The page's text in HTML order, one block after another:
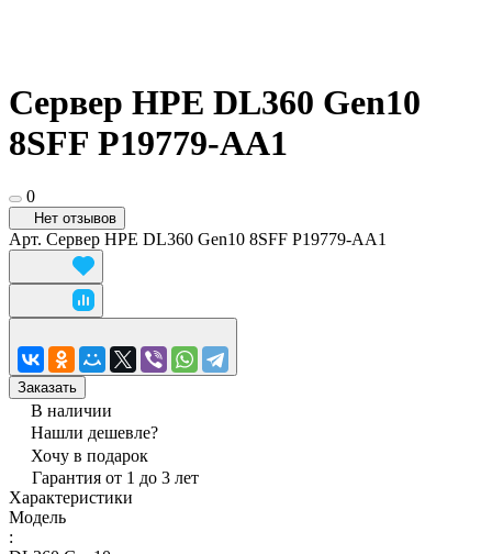
Сервер HPE DL360 Gen10
8SFF P19779-AA1
0
Нет отзывов
Арт. Сервер HPE DL360 Gen10 8SFF P19779-AA1
Заказать
В наличии
Нашли дешевле?
Хочу в подарок
Гарантия от 1 до 3 лет
Характеристики
Модель
: